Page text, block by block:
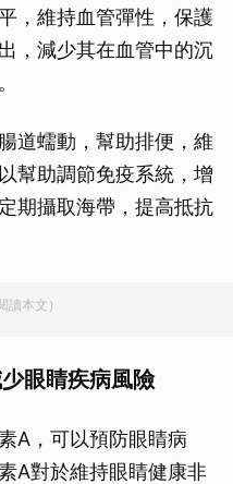
，維持血管彈性，保護
，減少其在血管中的沉
道蠕動，幫助排便，維
幫助調節免疫系統，增
期攝取海帶，提高抵抗
讀本文）
眼睛疾病風險
A，可以預防眼睛病
A對於維持眼睛健康非